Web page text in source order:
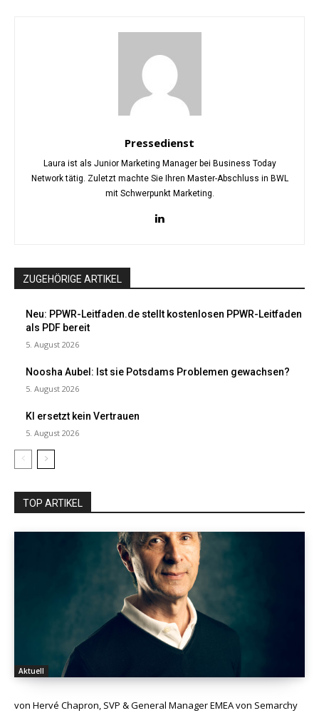
Pressedienst
Laura ist als Junior Marketing Manager bei Business Today
Network tätig. Zuletzt machte Sie Ihren Master-Abschluss in BWL
mit Schwerpunkt Marketing.
ZUGEHÖRIGE ARTIKEL
Neu: PPWR-Leitfaden.de stellt kostenlosen PPWR-Leitfaden
als PDF bereit
5. August 2026
Noosha Aubel: Ist sie Potsdams Problemen gewachsen?
5. August 2026
KI ersetzt kein Vertrauen
5. August 2026
TOP ARTIKEL
Aktuell
von Hervé Chapron, SVP & General Manager EMEA von Semarchy